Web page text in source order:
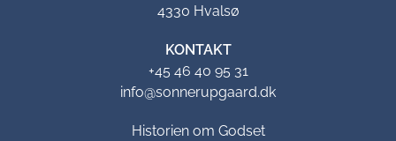
4330 Hvalsø
KONTAKT
+45 46 40 95 31
info@sonnerupgaard.dk
Historien om Godset